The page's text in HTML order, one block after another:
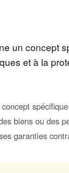
un concept
et à la
biens ou des
garanties